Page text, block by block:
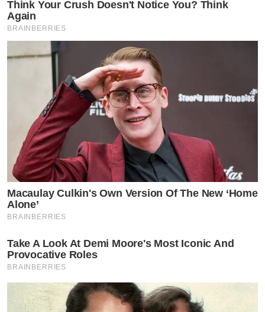
Think Your Crush Doesn't Notice You? Think
Again
BRAINBERRIES
Macaulay Culkin's Own Version Of The New ‘Home
Alone’
BRAINBERRIES
Take A Look At Demi Moore's Most Iconic And
Provocative Roles
BRAINBERRIES